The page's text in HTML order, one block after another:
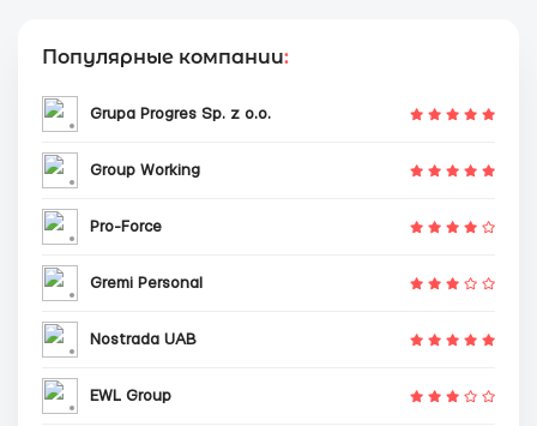
Популярные компании:
Grupa Progres Sp. z o.o.
Group Working
Pro-Force
Gremi Personal
Nostrada UAB
EWL Group